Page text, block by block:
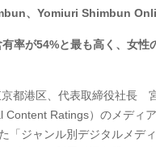
、 Yomiuri Shimbun
有率が54%と最も高く、女性
都港区、代表取締役社長
Content Ratings）のメディ
「ジャンル別デジタルメデ